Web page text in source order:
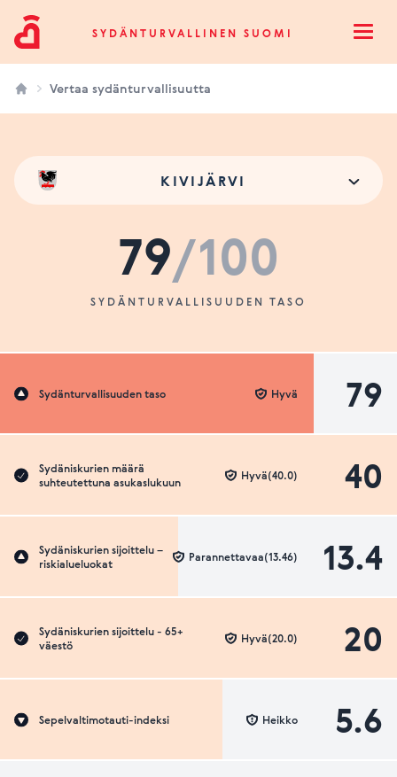
Sydänturvallinen SuomiSYDÄNTURVALLINEN SUOMI
Vertaa sydänturvallisuutta
KIVIJÄRVI
79/100
SYDÄNTURVALLISUUDEN TASO
Sydänturvallisuuden taso 79
Hyvä
Sydäniskurien määrä
suhteutettuna asukaslukuun
40
Hyvä(40.0)
Sydäniskurien sijoittelu –
riskialueluokat
13.4
Parannettavaa(13.46)
Sydäniskurien sijoittelu - 65+
väestö
20
Hyvä(20.0)
Sepelvaltimotauti-indeksi 5.6
Heikko